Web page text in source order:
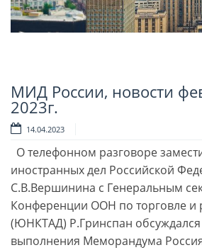
Читать далее
МИД России, новости
2023г.
14.04.2023
О телефонном разговоре
иностранных дел Российской
С.В.Вершинина с Генеральным
Конференции ООН по торговле и
(ЮНКТАД) Р.Гринспан
выполнения Меморандума